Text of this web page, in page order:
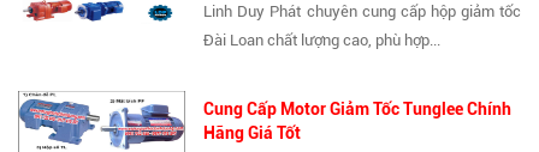
Linh Duy Phát chuyên cung cấp hộp giảm tốc
Đài Loan chất lượng cao, phù hợp...
Cung Cấp Motor Giảm Tốc Tunglee Chính
Hãng Giá Tốt